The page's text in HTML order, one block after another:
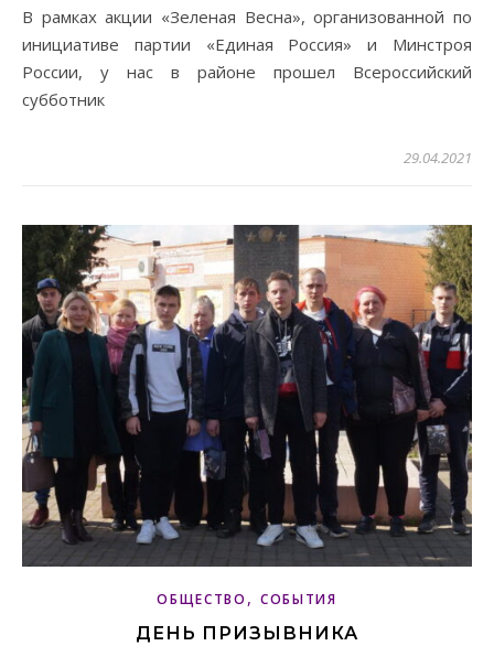
В рамках акции «Зеленая Весна», организованной по
инициативе партии «Единая Россия» и Минстроя
России, у нас в районе прошел Всероссийский
субботник
29.04.2021
ОБЩЕСТВО , СОБЫТИЯ
ДЕНЬ ПРИЗЫВНИКА